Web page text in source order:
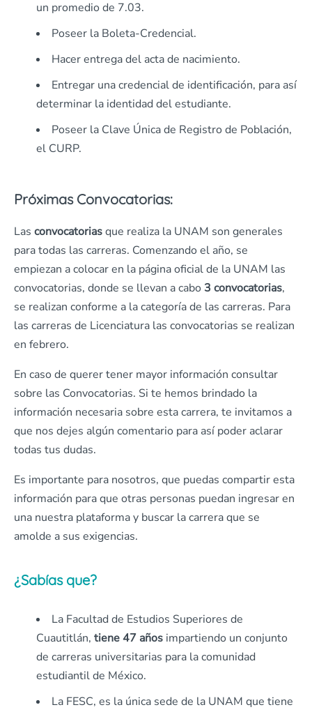
un promedio de 7.03.
Poseer la Boleta-Credencial.
Hacer entrega del acta de nacimiento.
Entregar una credencial de identificación, para así
determinar la identidad del estudiante.
Poseer la Clave Única de Registro de Población,
el CURP.
Próximas Convocatorias:
Las convocatoriasque realiza la UNAM son generales
para todas las carreras. Comenzando el año, se
empiezan a colocar en la página oficial de la UNAM las
convocatorias, donde se llevan a cabo 3 convocatorias,
se realizan conforme a la categoría de las carreras. Para
las carreras de Licenciatura las convocatorias se realizan
en febrero.
En caso de querer tener mayor información consultar
sobre las Convocatorias. Si te hemos brindado la
información necesaria sobre esta carrera, te invitamos a
que nos dejes algún comentario para así poder aclarar
todas tus dudas.
Es importante para nosotros, que puedas compartir esta
información para que otras personas puedan ingresar en
una nuestra plataforma y buscar la carrera que se
amolde a sus exigencias.
¿Sabías que?
La Facultad de Estudios Superiores de
Cuautitlán, tiene 47 años impartiendo un conjunto
de carreras universitarias para la comunidad
estudiantil de México.
La FESC, es la única sede de la UNAM que tiene